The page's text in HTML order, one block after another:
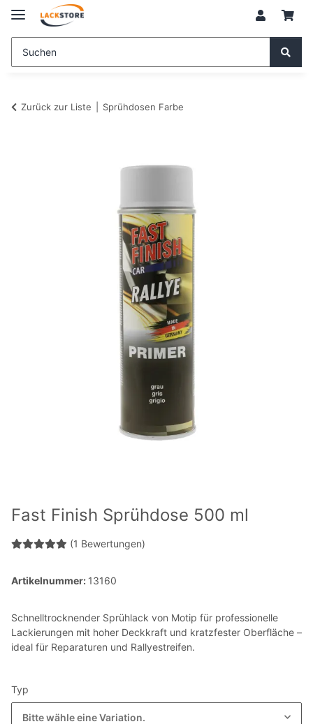
Zurück zur Liste Sprühdosen Farbe
Fast Finish Sprühdose 500 ml
(1 Bewertungen)
Artikelnummer: 13160
Schnelltrocknender Sprühlack von Motip für professionelle
Lackierungen mit hoher Deckkraft und kratzfester Oberfläche –
ideal für Reparaturen und Rallyestreifen.
Typ
Bitte wähle eine Variation.